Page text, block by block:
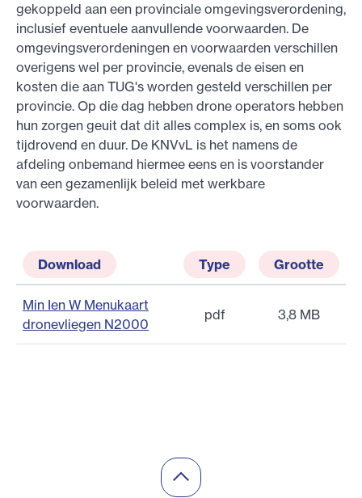
gekoppeld aan een provinciale omgevingsverordening,
inclusief eventuele aanvullende voorwaarden. De
omgevingsverordeningen en voorwaarden verschillen
overigens wel per provincie, evenals de eisen en
kosten die aan TUG's worden gesteld verschillen per
provincie. Op die dag hebben drone operators hebben
hun zorgen geuit dat dit alles complex is, en soms ook
tijdrovend en duur. De KNVvL is het namens de
afdeling onbemand hiermee eens en is voorstander
van een gezamenlijk beleid met werkbare
voorwaarden.
Download Type Grootte
Min Ien W Menukaart
dronevliegen N2000
pdf 3,8 MB